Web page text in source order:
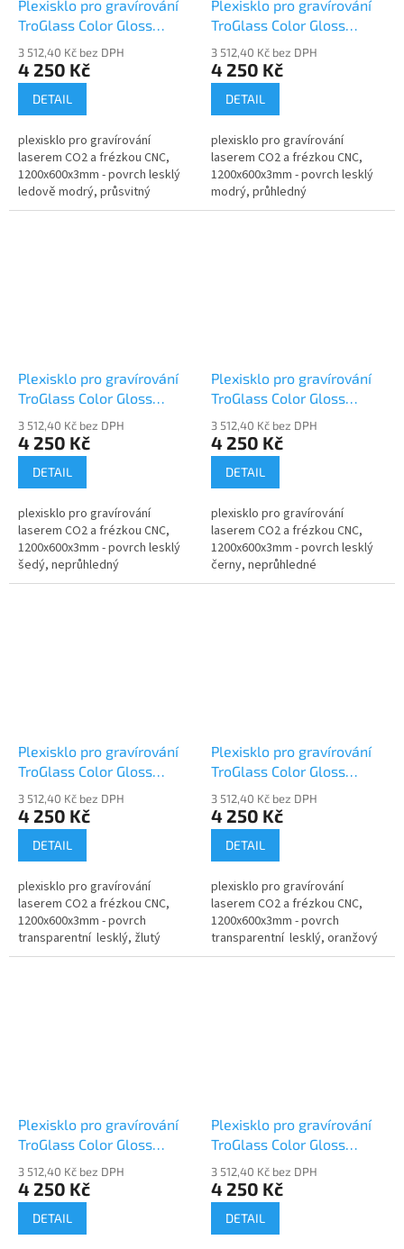
Plexisklo pro gravírování
TroGlass Color Gloss
117125-P
3 512,40 Kč bez DPH
4 250 Kč
DETAIL
plexisklo pro gravírování
laserem CO2 a frézkou CNC,
1200x600x3mm - povrch lesklý
ledově modrý, průsvitný
Plexisklo pro gravírování
TroGlass Color Gloss
117126-P
3 512,40 Kč bez DPH
4 250 Kč
DETAIL
plexisklo pro gravírování
laserem CO2 a frézkou CNC,
1200x600x3mm - povrch lesklý
modrý, průhledný
Plexisklo pro gravírování
TroGlass Color Gloss
117127-P
3 512,40 Kč bez DPH
4 250 Kč
DETAIL
plexisklo pro gravírování
laserem CO2 a frézkou CNC,
1200x600x3mm - povrch lesklý
šedý, neprůhledný
Plexisklo pro gravírování
TroGlass Color Gloss
117128-P
3 512,40 Kč bez DPH
4 250 Kč
DETAIL
plexisklo pro gravírování
laserem CO2 a frézkou CNC,
1200x600x3mm - povrch lesklý
černy, neprůhledné
Plexisklo pro gravírování
TroGlass Color Gloss
117129-P
3 512,40 Kč bez DPH
4 250 Kč
DETAIL
plexisklo pro gravírování
laserem CO2 a frézkou CNC,
1200x600x3mm - povrch
transparentní lesklý, žlutý
Plexisklo pro gravírování
TroGlass Color Gloss
117130-P
3 512,40 Kč bez DPH
4 250 Kč
DETAIL
plexisklo pro gravírování
laserem CO2 a frézkou CNC,
1200x600x3mm - povrch
transparentní lesklý, oranžový
Plexisklo pro gravírování
TroGlass Color Gloss
117131-P
3 512,40 Kč bez DPH
4 250 Kč
DETAIL
Plexisklo pro gravírování
TroGlass Color Gloss
117133-P
3 512,40 Kč bez DPH
4 250 Kč
DETAIL